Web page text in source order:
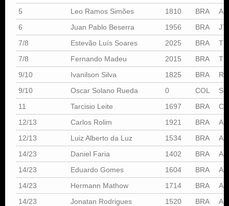
5
Leo Ramos Simões 1810 BRA
6
Juan Pablo Beserra 1956 BRA
7/8
Estevão Luís Soares 2025 BRA
7/8
Fernando Madeu 2015 BRA
9/10
Ivanilson Silva 1825 BRA
9/10
Oscar Solano Rueda 0 COL
11
Tarcisio Leite 1697 BRA
12/13
Carlos Rolim 1921 BRA
12/13
Luiz Alberto da Luz 1534 BRA
14/23
Daniel Faria 1402 BRA
14/23
Eduardo Gomes 1604 BRA
14/23
Hermann Mathow 1714 BRA
14/23
Jonatan Rodrigues 1520 BRA